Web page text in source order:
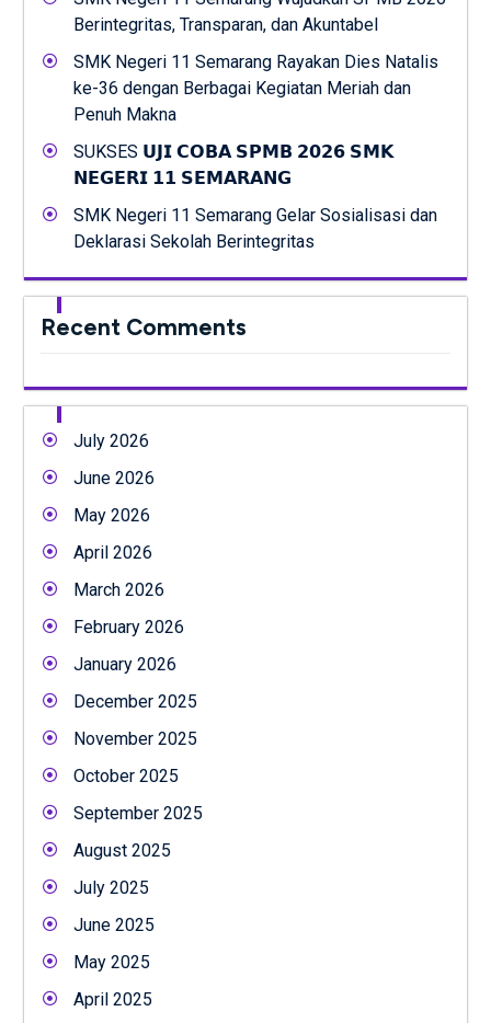
Berintegritas, Transparan, dan Akuntabel
SMK Negeri 11 Semarang Rayakan Dies Natalis
ke-36 dengan Berbagai Kegiatan Meriah dan
Penuh Makna
SUKSES 𝗨𝗝𝗜 𝗖𝗢𝗕𝗔 𝗦𝗣𝗠𝗕 𝟮𝟬𝟮𝟲 𝗦𝗠𝗞
𝗡𝗘𝗚𝗘𝗥𝗜 𝟭𝟭 𝗦𝗘𝗠𝗔𝗥𝗔𝗡𝗚
SMK Negeri 11 Semarang Gelar Sosialisasi dan
Deklarasi Sekolah Berintegritas
Recent Comments
July 2026
June 2026
May 2026
April 2026
March 2026
February 2026
January 2026
December 2025
November 2025
October 2025
September 2025
August 2025
July 2025
June 2025
May 2025
April 2025